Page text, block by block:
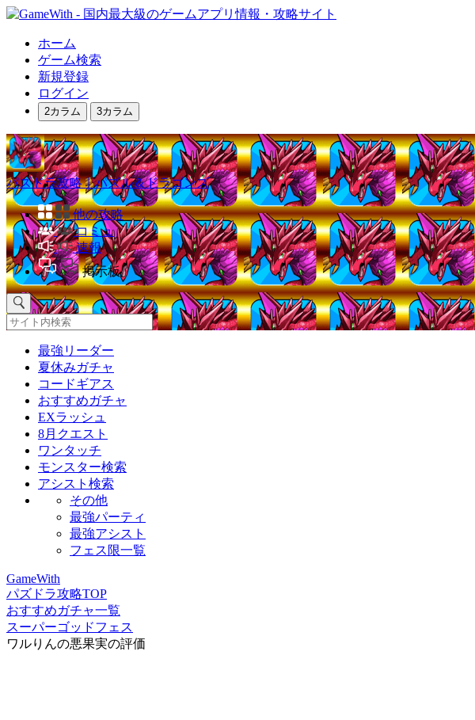
ホーム
ゲーム検索
新規登録
ログイン
2カラム 3カラム
パズドラ攻略｜パズル＆ドラゴンズ
他の攻略
コミュ
速報
掲示板
最強リーダー
夏休みガチャ
コードギアス
おすすめガチャ
EXラッシュ
8月クエスト
ワンタッチ
モンスター検索
アシスト検索
その他
最強パーティ
最強アシスト
フェス限一覧
GameWith
パズドラ攻略TOP
おすすめガチャ一覧
スーパーゴッドフェス
ワルりんの悪果実の評価